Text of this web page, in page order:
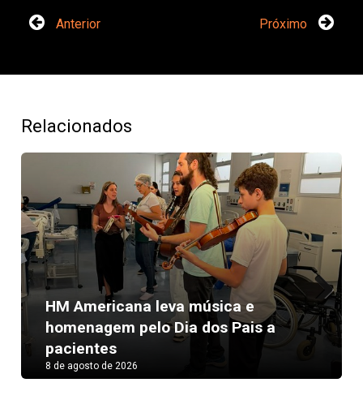
Anterior Próximo
Relacionados
HM Americana leva música e
homenagem pelo Dia dos Pais a
pacientes
8 de agosto de 2026
Next